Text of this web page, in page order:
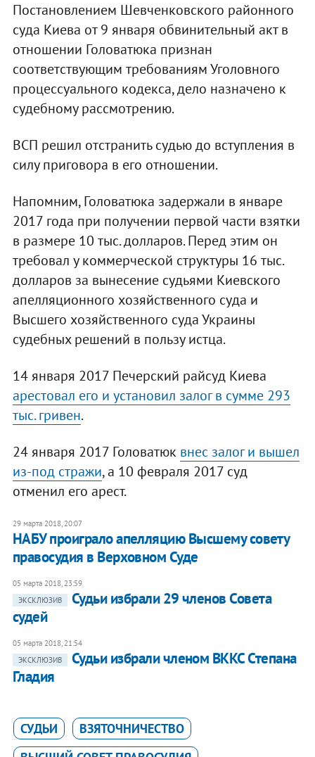
Постановлением Шевченковского районного
суда Киева от 9 января обвинительный акт в
отношении Головатюка признан
соответствующим требованиям Уголовного
процессуального кодекса, дело назначено к
судебному рассмотрению.
ВСП решил отстранить судью до вступления в
силу приговора в его отношении.
Напомним, Головатюка задержали в январе
2017 года при получении первой части взятки
в размере 10 тыс. долларов. Перед этим он
требовал у коммерческой структуры 16 тыс.
долларов за вынесение судьями Киевского
апелляционного хозяйственного суда и
Высшего хозяйственного суда Украины
судебных решений в пользу истца.
14 января 2017 Печерский райсуд Киева
арестовал его и установил залог в сумме 293
тыс. гривен.
24 января 2017 Головатюк внес залог и вышел
из-под стражи, а 10 февраля 2017 суд
отменил его арест.
29 марта 2018, 20:07
НАБУ проиграло апелляцию Высшему совету
правосудия в Верховном Суде
05 марта 2018, 23:59
ЭКСКЛЮЗИВ
Судьи избрали 29 членов Совета
судей
05 марта 2018, 21:54
ЭКСКЛЮЗИВ
Судьи избрали членом ВККС Степана
Гладия
СУДЬИ
ВЗЯТОЧНИЧЕСТВО